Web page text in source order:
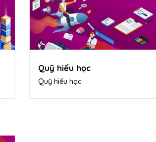
Quỹ hiếu học
Quỹ hiếu học